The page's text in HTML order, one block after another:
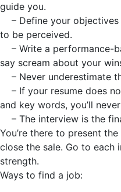
guide you.
– Define your objectives
to be perceived.
– Write a performance-
say scream about your
– Never underestimate
– If your resume does
and key words, you’ll
– The interview is the
You’re there to present
close the sale. Go to each
strength.
Ways to find a job: